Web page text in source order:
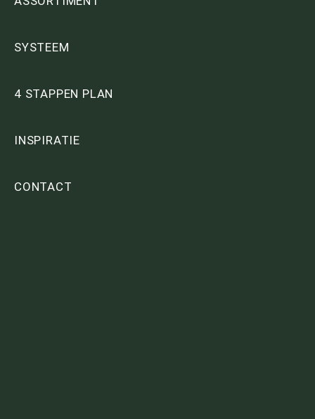
SYSTEEM
4 STAPPEN PLAN
INSPIRATIE
CONTACT